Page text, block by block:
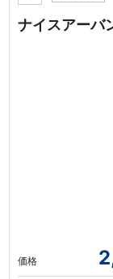
ナイスアーバ
価格